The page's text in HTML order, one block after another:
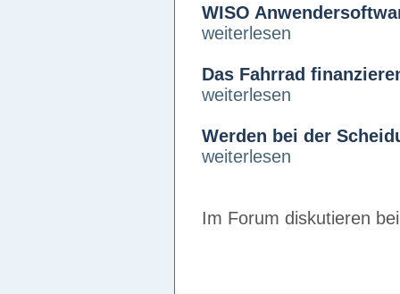
WISO
weiterlesen
Das Fahrrad
weiterlesen
Werden bei der
weiterlesen
Im Forum diskutieren